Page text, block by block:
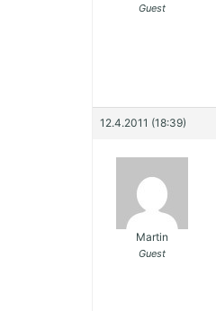
Guest
12.4.2011 (18:39)
Martin
Guest